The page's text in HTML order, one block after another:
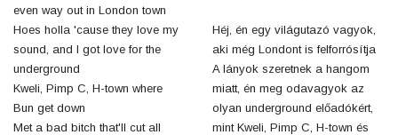
even way out in London town
Hoes holla 'cause they love my
sound, and I got love for the
underground
Kweli, Pimp C, H-town where
Bun get down
Met a bad bitch that'll cut all
Héj, én egy világutazó vagyok,
aki még Londont is felforrósítja
A lányok szeretnek a hangom
miatt, én meg odavagyok az
olyan underground előadókért,
mint Kweli, Pimp C, H-town és